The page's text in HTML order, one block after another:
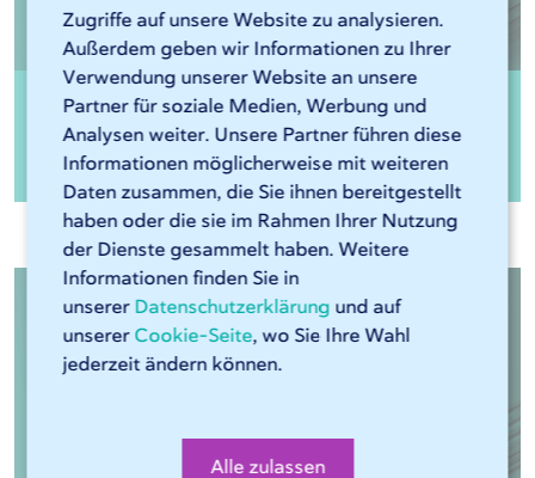
Zugriffe auf unsere Website zu analysieren.
Außerdem geben wir Informationen zu Ihrer
Verwendung unserer Website an unsere
Partner für soziale Medien, Werbung und
Analysen weiter. Unsere Partner führen diese
Informationen möglicherweise mit weiteren
Daten zusammen, die Sie ihnen bereitgestellt
haben oder die sie im Rahmen Ihrer Nutzung
der Dienste gesammelt haben. Weitere
Informationen finden Sie in
unserer Datenschutzerklärung und auf
unserer Cookie-Seite, wo Sie Ihre Wahl
jederzeit ändern können.
Alle zulassen
1.0038 S235JR geb. + geölt